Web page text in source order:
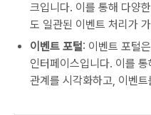
크입니다. 이를 통해 다양
도 일관된 이벤트 처리가
이벤트 포털: 이벤트 포털
인터페이스입니다. 이를
관계를 시각화하고, 이벤